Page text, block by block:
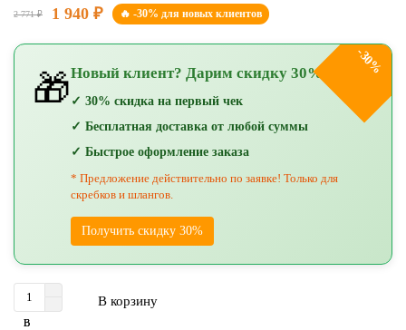
2 771 ₽ 1 940 ₽ 🔥 -30% для новых клиентов
-30%
🎁Новый клиент? Дарим скидку 30%!
✓ 30% скидка на первый чек
✓ Бесплатная доставка от любой суммы
✓ Быстрое оформление заказа
* Предложение действительно по заявке! Только для
скребков и шлангов.
Получить скидку 30%
В корзину
В
В